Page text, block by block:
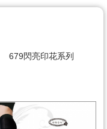
679閃亮印花系列